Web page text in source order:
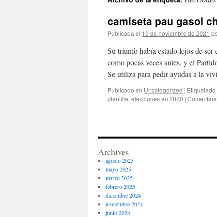
contenido
camiseta pau gasol
Publicada el 19 de noviembre de 2021
Su triunfo había estado lejos de
como pocas veces antes, y el
Se utiliza para pedir ayudas a la
Publicado en Uncategorized | Etiquetado
plantilla, elecciones en 2020 |
Archives
agosto 2025
mayo 2025
marzo 2025
febrero 2025
diciembre 2024
noviembre 2024
junio 2024